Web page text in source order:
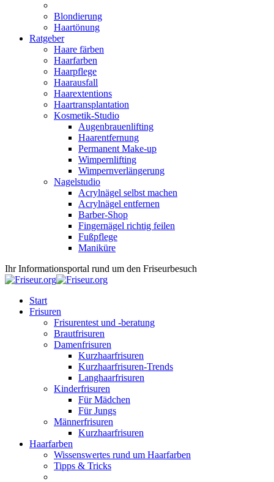
Blondierung
Haartönung
Ratgeber
Haare färben
Haarfarben
Haarpflege
Haarausfall
Haarextentions
Haartransplantation
Kosmetik-Studio
Augenbrauenlifting
Haarentfernung
Permanent Make-up
Wimpernlifting
Wimpernverlängerung
Nagelstudio
Acrylnägel selbst machen
Acrylnägel entfernen
Barber-Shop
Fingernägel richtig feilen
Fußpflege
Maniküre
Ihr Informationsportal rund um den Friseurbesuch
Start
Frisuren
Frisurentest und -beratung
Brautfrisuren
Damenfrisuren
Kurzhaarfrisuren
Kurzhaarfrisuren-Trends
Langhaarfrisuren
Kinderfrisuren
Für Mädchen
Für Jungs
Männerfrisuren
Kurzhaarfrisuren
Haarfarben
Wissenswertes rund um Haarfarben
Tipps & Tricks